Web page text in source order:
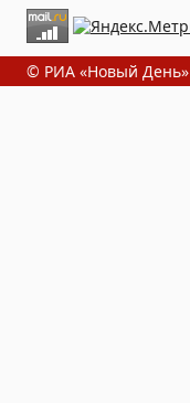
© РИА «Новый День»